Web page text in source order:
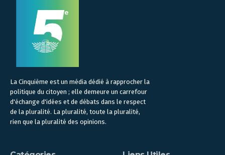
La Cinquième est un média dédié à rapprocher la
politique du citoyen ; elle demeure un carrefour
d'échange d'idées et de débats dans le respect
de la pluralité. La pluralité, toute la pluralité,
rien que la pluralité des opinions.